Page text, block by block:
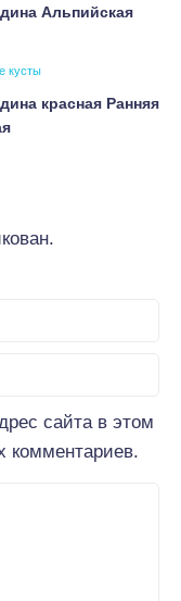
Альпийская
кусты
красная Ранняя
сайта в этом
комментариев.